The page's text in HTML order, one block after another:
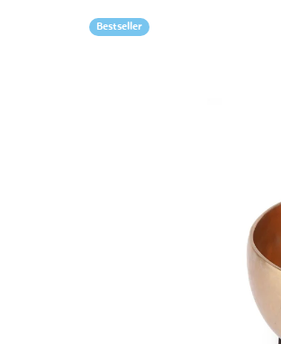
Bestseller